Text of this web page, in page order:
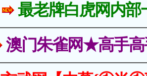
最老牌白虎网内部
澳门朱雀网★高手